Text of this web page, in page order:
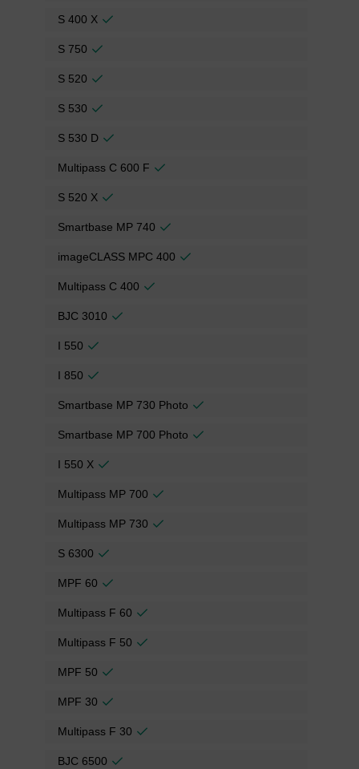
S 400 X
S 750
S 520
S 530
S 530 D
Multipass C 600 F
S 520 X
Smartbase MP 740
imageCLASS MPC 400
Multipass C 400
BJC 3010
I 550
I 850
Smartbase MP 730 Photo
Smartbase MP 700 Photo
I 550 X
Multipass MP 700
Multipass MP 730
S 6300
MPF 60
Multipass F 60
Multipass F 50
MPF 50
MPF 30
Multipass F 30
BJC 6500